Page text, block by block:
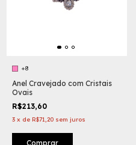
+8
Anel Cravejado com Cristais
Ovais
R$213,60
3 x de R$71,20 sem juros
Comprar